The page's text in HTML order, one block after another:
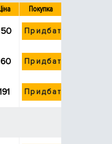
Покупка
Придбати
Придбати
Придбати